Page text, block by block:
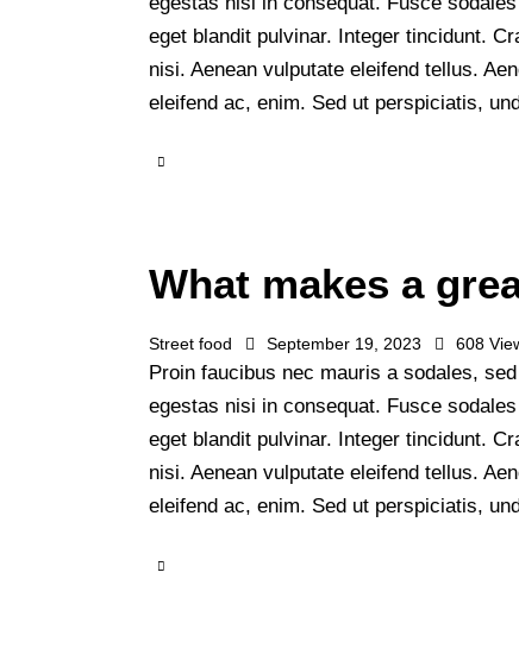
eget blandit pulvinar. Integer tincidunt.
nisi. Aenean vulputate eleifend tellus.
eleifend ac, enim. Sed ut perspiciatis,
What makes a
Street food September 19, 2023 608
Proin faucibus nec mauris a sodales,
egestas nisi in consequat. Fusce
eget blandit pulvinar. Integer tincidunt.
nisi. Aenean vulputate eleifend tellus.
eleifend ac, enim. Sed ut perspiciatis,